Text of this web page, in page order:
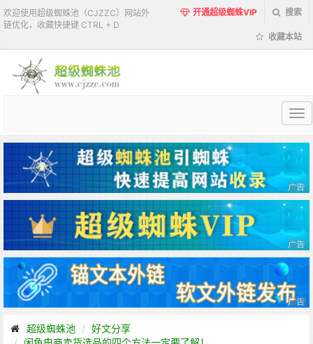
欢迎使用超级蜘蛛池（CJZZC）网站外
链优化，收藏快捷键 CTRL + D
开通超级蜘蛛VIP 搜索
收藏本站
超
蜘
蛛
池
超级蜘蛛池
好文分享